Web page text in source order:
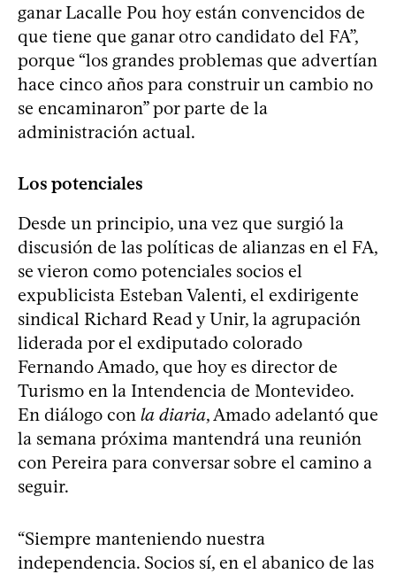
ganar Lacalle Pou hoy están convencidos de
que tiene que ganar otro candidato del FA”,
porque “los grandes problemas que advertían
hace cinco años para construir un cambio no
se encaminaron” por parte de la
administración actual.
Los potenciales
Desde un principio, una vez que surgió la
discusión de las políticas de alianzas en el FA,
se vieron como potenciales socios el
expublicista Esteban Valenti, el exdirigente
sindical Richard Read y Unir, la agrupación
liderada por el exdiputado colorado
Fernando Amado, que hoy es director de
Turismo en la Intendencia de Montevideo.
En diálogo con la diaria, Amado adelantó que
la semana próxima mantendrá una reunión
con Pereira para conversar sobre el camino a
seguir.
“Siempre manteniendo nuestra
independencia. Socios sí, en el abanico de las